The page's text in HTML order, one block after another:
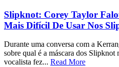
Slipknot: Corey Taylor
Mais Difícil De Usar Nos
Durante uma conversa com a
sobre qual é a máscara dos Slipknot
vocalista fez... Read More